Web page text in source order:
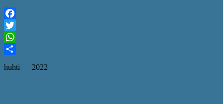
Facebook
Twitter
WhatsApp
huhti 2022